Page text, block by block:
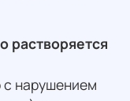
растворяется
с нарушением